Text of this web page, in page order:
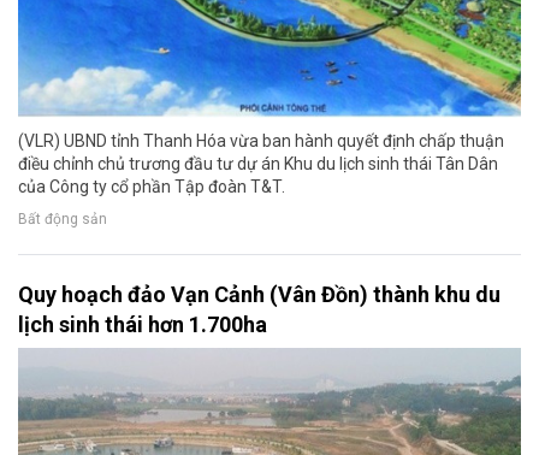
(VLR) UBND tỉnh Thanh Hóa vừa ban hành quyết định chấp thuận
điều chỉnh chủ trương đầu tư dự án Khu du lịch sinh thái Tân Dân
của Công ty cổ phần Tập đoàn T&T.
Bất động sản
Quy hoạch đảo Vạn Cảnh (Vân Đồn) thành khu du
lịch sinh thái hơn 1.700ha